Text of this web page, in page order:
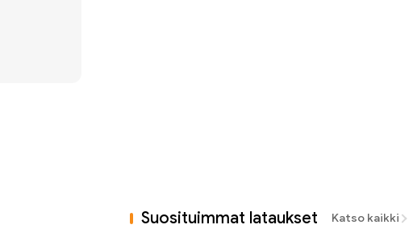
Suosituimmat lataukset Katso kaikki